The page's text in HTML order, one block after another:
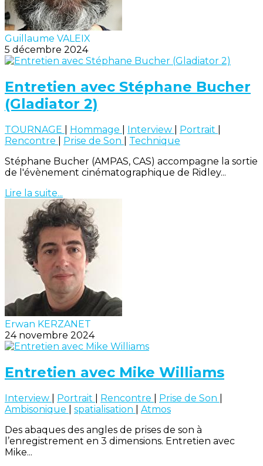
Guillaume VALEIX
5 décembre 2024
Entretien avec Stéphane Bucher
(Gladiator 2)
TOURNAGE Hommage Interview Portrait
Rencontre
Prise de Son
Technique
Stéphane Bucher (AMPAS, CAS) accompagne la sortie
de l'évènement cinématographique de Ridley...
Lire la suite...
Erwan KERZANET
24 novembre 2024
Entretien avec Mike Williams
Interview Portrait Rencontre Prise de Son
Ambisonique
spatialisation
Atmos
Des abaques des angles de prises de son à
l’enregistrement en 3 dimensions. Entretien avec
Mike...